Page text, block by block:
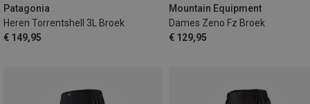
Patagonia
Heren Torrentshell 3L Broek
€ 149,95
Mountain Equipment
Dames Zeno Fz Broek
€ 129,95